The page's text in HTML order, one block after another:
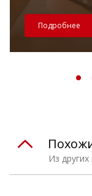
Подробнее
Из